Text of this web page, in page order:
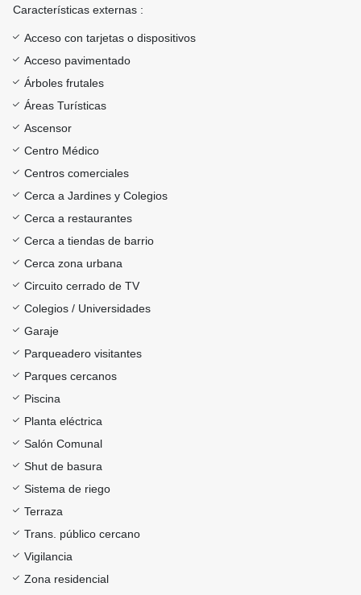
Características externas :
Acceso con tarjetas o dispositivos
Acceso pavimentado
Árboles frutales
Áreas Turísticas
Ascensor
Centro Médico
Centros comerciales
Cerca a Jardines y Colegios
Cerca a restaurantes
Cerca a tiendas de barrio
Cerca zona urbana
Circuito cerrado de TV
Colegios / Universidades
Garaje
Parqueadero visitantes
Parques cercanos
Piscina
Planta eléctrica
Salón Comunal
Shut de basura
Sistema de riego
Terraza
Trans. público cercano
Vigilancia
Zona residencial